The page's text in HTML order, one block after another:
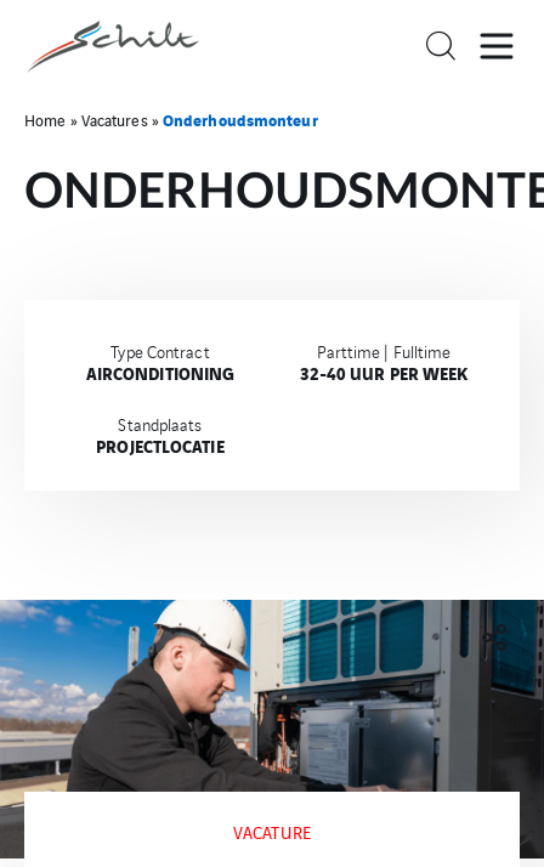
Home »Vacatures»Onderhoudsmonteur
Type Contract
AIRCONDITIONING
Parttime | Fulltime
32-40 UUR PER WEEK
Standplaats
PROJECTLOCATIE
VACATURE